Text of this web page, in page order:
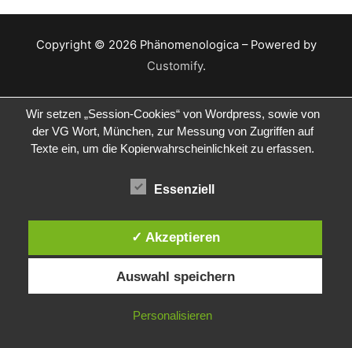
Copyright © 2026 Phänomenologica – Powered by
Customify.
Wir setzen „Session-Cookies“ von Wordpress, sowie von
der VG Wort, München, zur Messung von Zugriffen auf
Texte ein, um die Kopierwahrscheinlichkeit zu erfassen.
Essenziell
✓ Akzeptieren
Auswahl speichern
Personalisieren